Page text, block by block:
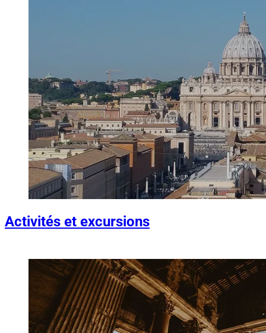
Activités et excursions